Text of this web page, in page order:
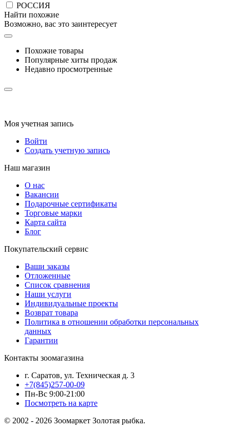
РОССИЯ
Найти похожие
Возможно, вас это заинтересует
Похожие товары
Популярные хиты продаж
Недавно просмотренные
Моя учетная запись
Войти
Создать учетную запись
Наш магазин
О нас
Вакансии
Подарочные сертификаты
Торговые марки
Карта сайта
Блог
Покупательский сервис
Ваши заказы
Отложенные
Список сравнения
Наши услуги
Индивидуальные проекты
Возврат товара
Политика в отношении обработки персональных
данных
Гарантии
Контакты зоомагазина
г. Саратов, ул. Техническая д. 3
+7(845)257-00-09
Пн-Вс 9:00-21:00
Посмотреть на карте
© 2002 - 2026 Зоомаркет Золотая рыбка.